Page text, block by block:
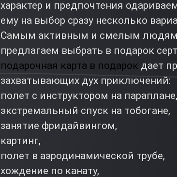
характер и предпочтения
ему на выбор сразу несколько
Самым активным и смелым людям,
предлагаем выбрать в подарок
подарочная карта в подарок дает
захватывающих дух приключений:
полет с инструктором на параплане,
экстремальный спуск на тобогане,
занятие фридайвингом,
картинг,
полет в аэродинамической трубе,
хождение по канату,